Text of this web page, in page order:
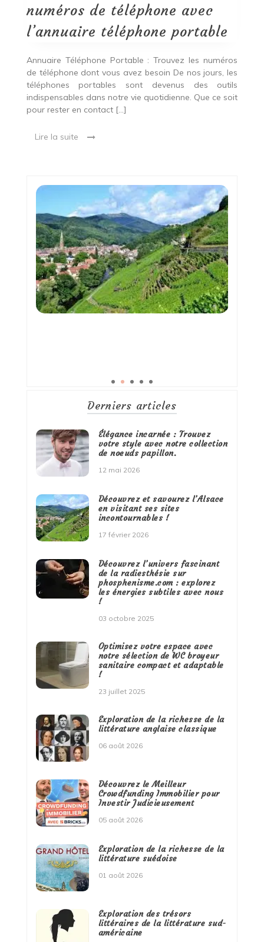
téléphone
portable
numéros de téléphone avec
l’annuaire téléphone portable
Annuaire Téléphone Portable : Trouvez les numéros
de téléphone dont vous avez besoin De nos jours, les
téléphones portables sont devenus des outils
indispensables dans notre vie quotidienne. Que ce soit
pour rester en contact […]
Lire la suite
Derniers articles
Élégance incarnée : Trouvez
votre style avec notre collection
de noeuds papillon.
12 mai 2026
Découvrez et savourez l’Alsace
en visitant ses sites
incontournables !
17 février 2026
Découvrez l’univers fascinant
de la radiesthésie sur
phosphenisme.com : explorez
les énergies subtiles avec nous
!
03 octobre 2025
Optimisez votre espace avec
notre sélection de WC broyeur
sanitaire compact et adaptable
!
23 juillet 2025
Exploration de la richesse de la
littérature anglaise classique
06 août 2026
Découvrez le Meilleur
Crowdfunding Immobilier pour
Investir Judicieusement
05 août 2026
Exploration de la richesse de la
littérature suédoise
01 août 2026
Exploration des trésors
littéraires de la littérature sud-
américaine